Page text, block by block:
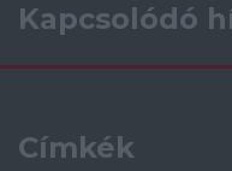
Kapcsolódó
Címkék